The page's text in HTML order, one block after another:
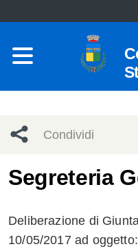
Condividi
network
Condividi
Segreteria
Deliberazione di
10/05/2017 ad